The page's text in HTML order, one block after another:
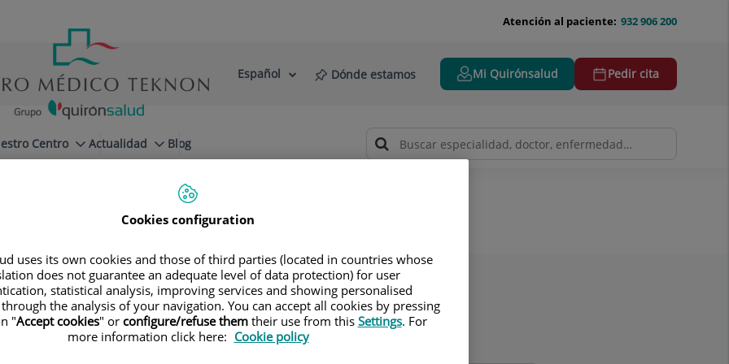
932 906 200
Atención al paciente:
Selector
Idioma
Español Dónde estamos Mi Quirónsalud Pedir cita
Centro Actualidad Blog
Cookies configuration
uses its own cookies and those of third parties (located in countries whose
does not guarantee an adequate level of data protection) for user
statistical analysis, improving services and showing personalised
the analysis of your navigation. You can accept all cookies by pressing
"Accept cookies" or configure/refuse themtheir use from this Settings. For
more information click here: Cookie policy